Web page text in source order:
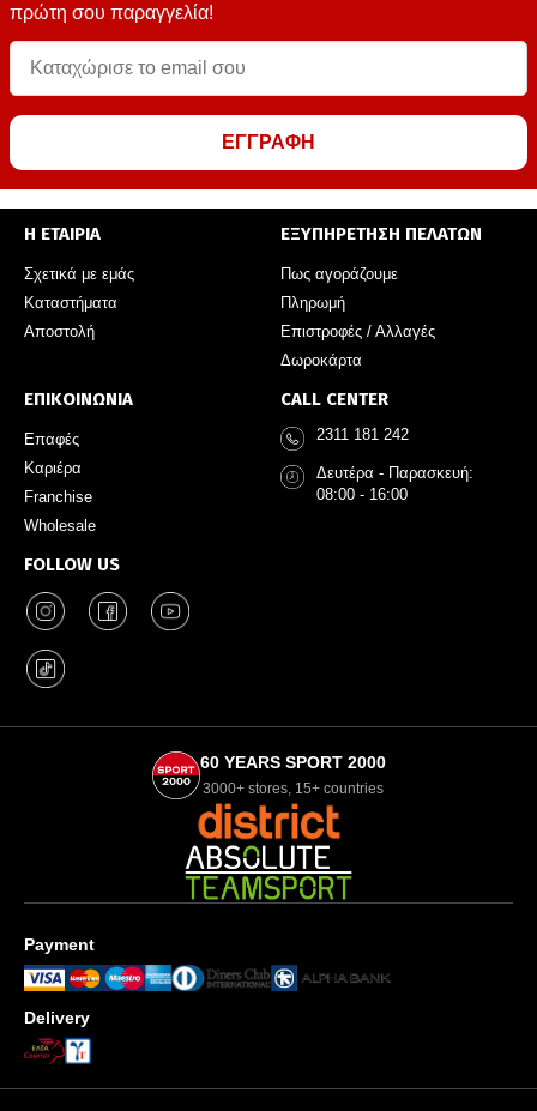
πρώτη σου παραγγελία!
ΕΓΓΡΑΦΗ
Η ΕΤΑΙΡΙΑ
Σχετικά με εμάς
Καταστήματα
Αποστολή
ΕΞΥΠΗΡΕΤΗΣΗ ΠΕΛΑΤΩΝ
Πως αγοράζουμε
Πληρωμή
Επιστροφές / Αλλαγές
Δωροκάρτα
ΕΠΙΚΟΙΝΩΝΙΑ
Επαφές
Καριέρα
Franchise
Wholesale
FOLLOW US
CALL CENTER
2311 181 242
Δευτέρα - Παρασκευή:
08:00 - 16:00
60 YEARS SPORT 2000
3000+ stores, 15+ countries
Payment
Delivery